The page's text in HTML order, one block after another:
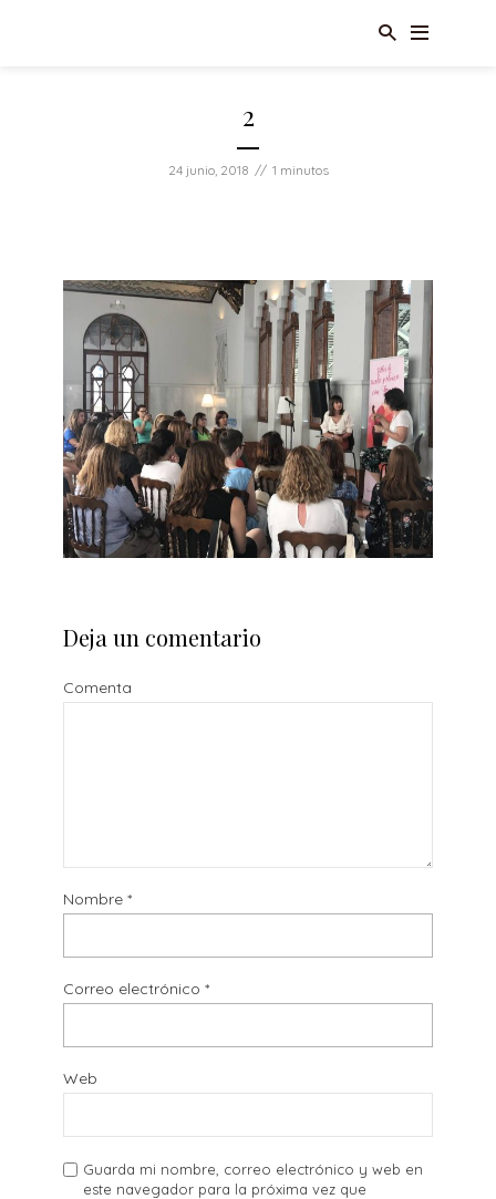
2
24 junio, 2018 1 minutos
Deja un comentario
Comenta
Nombre *
Correo electrónico *
Web
Guarda mi nombre, correo electrónico y web en
este navegador para la próxima vez que